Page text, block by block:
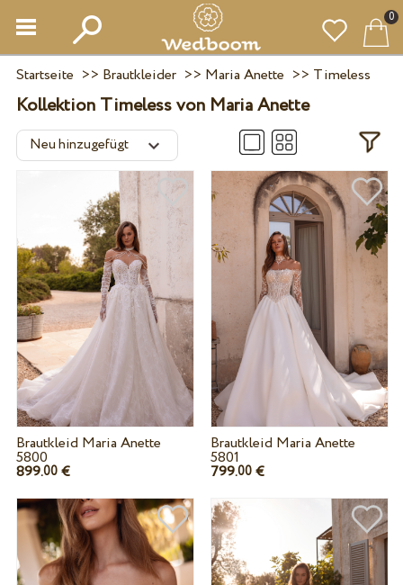
0
Startseite >> Brautkleider>> Maria Anette >> Timeless
Kollektion Timeless von Maria Anette
Brautkleid Maria Anette
5800
899.00€
Brautkleid Maria Anette
5801
799.00 €